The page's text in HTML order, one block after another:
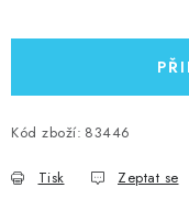
Kód zboží: 83446
Tisk Zeptat se